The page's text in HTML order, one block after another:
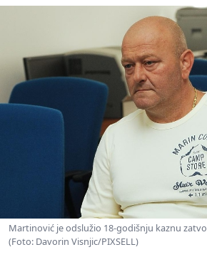
Martinović je odslužio 18-godišnju kaznu
(Foto: Davorin Visnjic/PIXSELL)